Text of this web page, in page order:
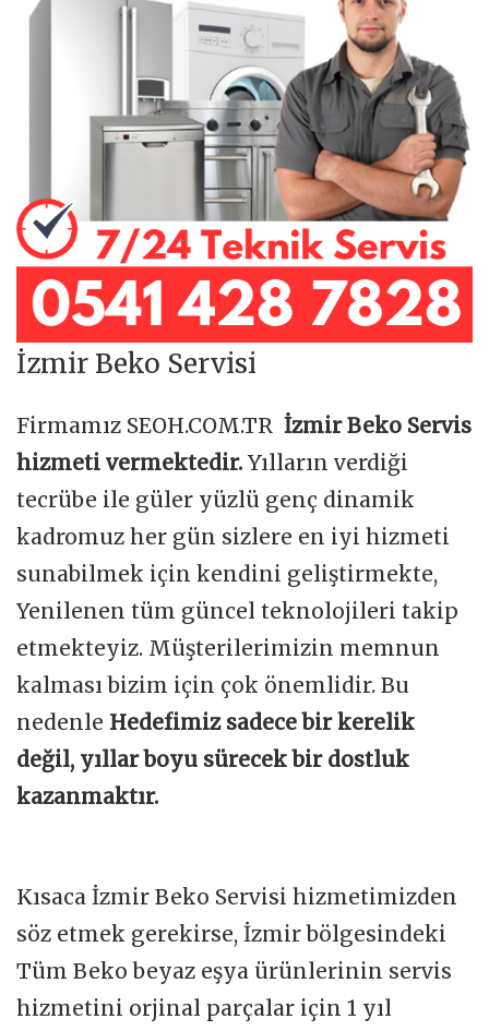
İzmir Beko Servisi
Firmamız SEOH.COM.TR İzmir Beko Servis
hizmeti vermektedir. Yılların verdiği
tecrübe ile güler yüzlü genç dinamik
kadromuz her gün sizlere en iyi hizmeti
sunabilmek için kendini geliştirmekte,
Yenilenen tüm güncel teknolojileri takip
etmekteyiz. Müşterilerimizin memnun
kalması bizim için çok önemlidir. Bu
nedenle Hedefimiz sadece bir kerelik
değil, yıllar boyu sürecek bir dostluk
kazanmaktır.
Kısaca İzmir Beko Servisi hizmetimizden
söz etmek gerekirse, İzmir bölgesindeki
Tüm Beko beyaz eşya ürünlerinin servis
hizmetini orjinal parçalar için 1 yıl